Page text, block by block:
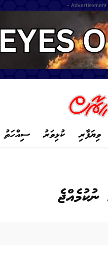
- Advertisement
ސިއްހަތު ކުޅިވަރު ވިޔަފާރި